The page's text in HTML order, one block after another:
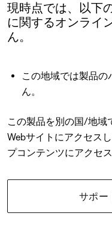
現時点では、以下
に関するオンライ
ん。
この地域では製品
ん。
この製品を別の国/地域
Webサイトにアクセス
プコンテンツにアクセ
サポー